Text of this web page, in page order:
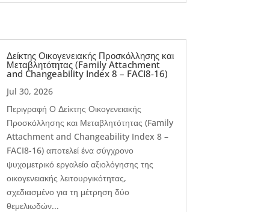
Δείκτης Οικογενειακής Προσκόλλησης και
Μεταβλητότητας (Family Attachment
and Changeability Index 8 – FACI8-16)
Jul 30, 2026
Περιγραφή Ο Δείκτης Οικογενειακής
Προσκόλλησης και Μεταβλητότητας (Family
Attachment and Changeability Index 8 –
FACI8-16) αποτελεί ένα σύγχρονο
ψυχομετρικό εργαλείο αξιολόγησης της
οικογενειακής λειτουργικότητας,
σχεδιασμένο για τη μέτρηση δύο
θεμελιωδών...